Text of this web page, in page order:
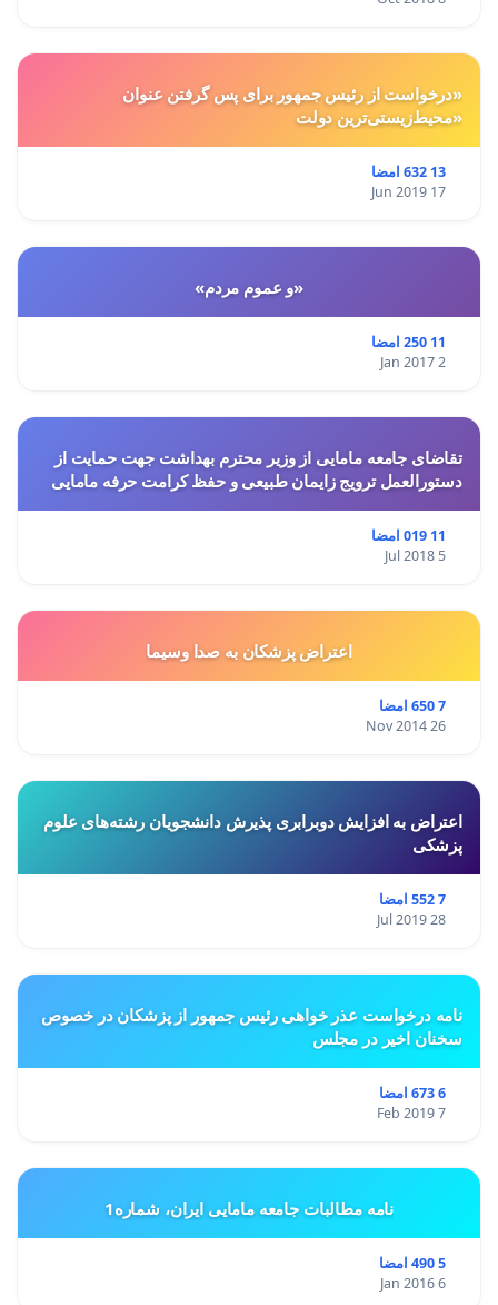
«درخواست از رئیس جمهور برای پس گرفتن عنوان
«محیط‌زیستی‌ترین دولت
13 632 امضا
17 Jun 2019
«و عموم مردم»
11 250 امضا
2 Jan 2017
تقاضای جامعه مامایی از وزیر محترم بهداشت جهت حمایت از
دستورالعمل ترویج زایمان طبیعی و حفظ کرامت حرفه مامایی
11 019 امضا
5 Jul 2018
اعتراض پزشكان به صدا وسيما
7 650 امضا
26 Nov 2014
اعتراض به افزایش دوبرابری پذیرش دانشجویان رشته‌های علوم
پزشکی
7 552 امضا
28 Jul 2019
نامه درخواست عذر خواهی رئیس جمهور از پزشکان در خصوص
سخنان اخیر در مجلس
6 673 امضا
7 Feb 2019
نامه مطالبات جامعه مامایی ایران، شماره1
5 490 امضا
6 Jan 2016